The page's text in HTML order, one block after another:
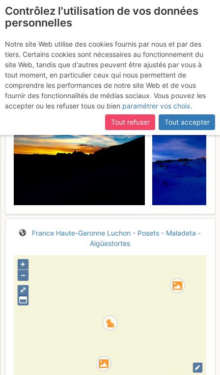
Pic de Boum : Par le
refuge du Maupas
28 - 29 janv.
2017
France Haute-Garonne Luchon - Posets - Maladeta -
Aigüestortes
⤢
+
–
Contrôlez l'utilisation de vos données
personnelles
Notre site Web utilise des cookies fournis par nous et par des
tiers. Certains cookies sont nécessaires au fonctionnement du
site Web, tandis que d'autres peuvent être ajustés par vous à
tout moment, en particulier ceux qui nous permettent de
comprendre les performances de notre site Web et de vous
fournir des fonctionnalités de médias sociaux. Vous pouvez les
accepter ou les refuser tous ou bien paramétrer vos choix.
Tout refuser
Tout accepter